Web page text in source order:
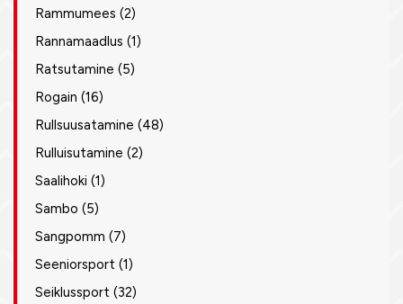
Rammumees (2)
Rannamaadlus (1)
Ratsutamine (5)
Rogain (16)
Rullsuusatamine (48)
Rulluisutamine (2)
Saalihoki (1)
Sambo (5)
Sangpomm (7)
Seeniorsport (1)
Seiklussport (32)